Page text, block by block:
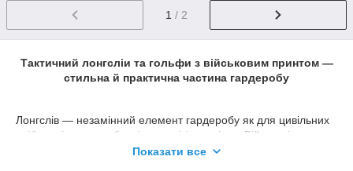
1 / 2
Тактичний лонгсліи та гольфи з військовим принтом —
стильна й практична частина гардеробу
Лонгслів — незамінний елемент гардеробу як для цивільних
осіб, так і для службовців чоловіків та жінок. Військові
футболки з довгим рукавом, які мають принт і круглий комір,
Показати все